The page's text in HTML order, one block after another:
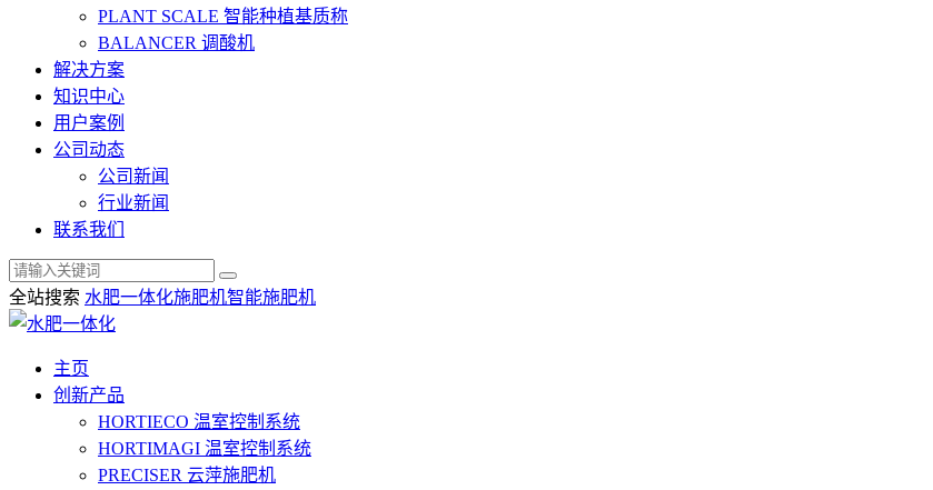
PLANT SCALE 智能种植基质称
BALANCER 调酸机
解决⽅案
知识中心
用户案例
公司动态
公司新闻
行业新闻
联系我们
全站搜索 水肥一体化施肥机智能施肥机
主页
创新产品
HORTIECO 温室控制系统
HORTIMAGI 温室控制系统
PRECISER 云萍施肥机